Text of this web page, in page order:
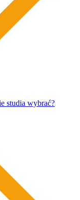
studia wybrać?